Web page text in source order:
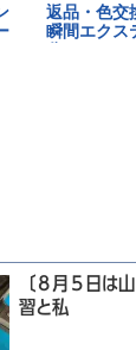
〔８月５日は
習と私